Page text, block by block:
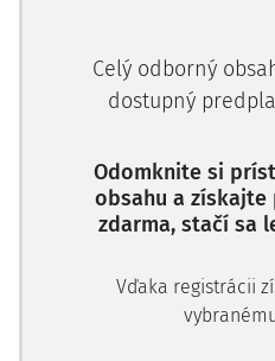
Celý odborný
dostupný
Odomknite si
obsahu a získajte
zdarma, stačí sa
Vďaka registrácii